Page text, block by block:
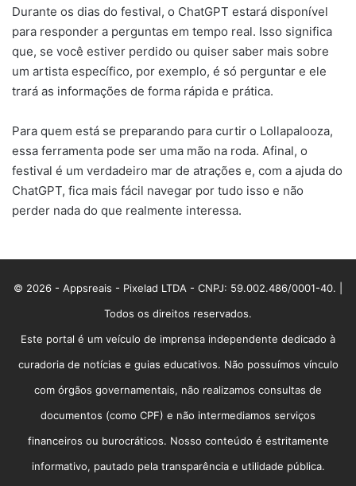
Durante os dias do festival, o ChatGPT estará disponível
para responder a perguntas em tempo real. Isso significa
que, se você estiver perdido ou quiser saber mais sobre
um artista específico, por exemplo, é só perguntar e ele
trará as informações de forma rápida e prática.
Para quem está se preparando para curtir o Lollapalooza,
essa ferramenta pode ser uma mão na roda. Afinal, o
festival é um verdadeiro mar de atrações e, com a ajuda do
ChatGPT, fica mais fácil navegar por tudo isso e não
perder nada do que realmente interessa.
© 2026 - Appsreais - Pixelad LTDA - CNPJ: 59.002.486/0001-40. |
Todos os direitos reservados.
Este portal é um veículo de imprensa independente dedicado à
curadoria de notícias e guias educativos. Não possuímos vínculo
com órgãos governamentais, não realizamos consultas de
documentos (como CPF) e não intermediamos serviços
financeiros ou burocráticos. Nosso conteúdo é estritamente
informativo, pautado pela transparência e utilidade pública.